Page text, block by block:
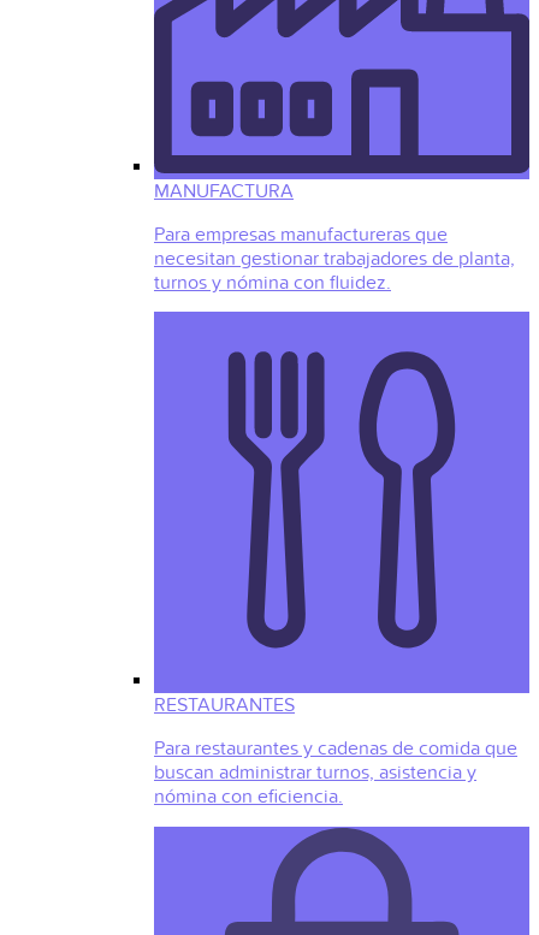
MANUFACTURA
Para empresas manufactureras que
necesitan gestionar trabajadores de planta,
turnos y nómina con fluidez.
RESTAURANTES
Para restaurantes y cadenas de comida que
buscan administrar turnos, asistencia y
nómina con eficiencia.